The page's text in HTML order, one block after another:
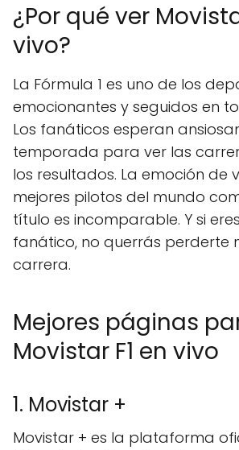
¿Por qué ver
vivo?
La Fórmula 1 es uno de los
emocionantes y seguidos en
Los fanáticos esperan
temporada para ver las
los resultados. La emoción de
mejores pilotos del mundo
título es incomparable. Y si
fanático, no querrás perderte
carrera.
Mejores páginas
Movistar F1 en vivo
1. Movistar +
Movistar + es la plataforma